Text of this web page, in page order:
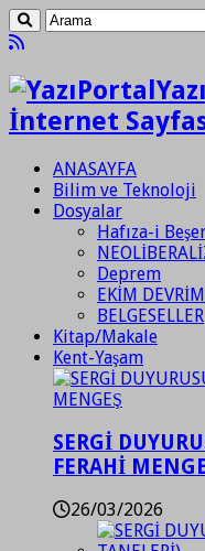
İnternet
ANASAYFA
Bilim ve Teknoloji
Dosyalar
Hafıza-i
Deprem
EKİM
BELGESELLER
Kitap/Makale
Kent-Yaşam
SERGİ
FERAHİ
26/03/2026